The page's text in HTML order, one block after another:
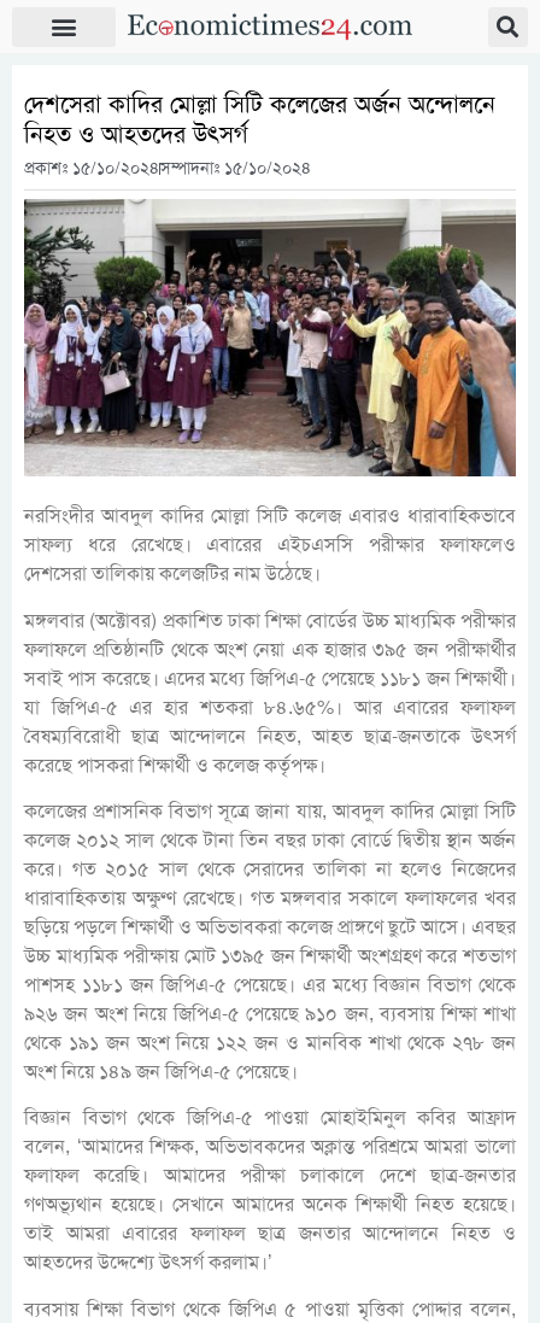
দেশসেরা কাদির মোল্লা সিটি কলেজের অর্জন অন্দোলনে
নিহত ও আহতদের উৎসর্গ
প্রকাশঃ ১৫/১০/২০২৪সম্পাদনাঃ ১৫/১০/২০২৪
নরসিংদীর আবদুল কাদির মোল্লা সিটি কলেজ এবারও ধারাবাহিকভাবে
সাফল্য ধরে রেখেছে। এবারের এইচএসসি পরীক্ষার ফলাফলেও
দেশসেরা তালিকায় কলেজটির নাম উঠেছে।
মঙ্গলবার (অক্টোবর) প্রকাশিত ঢাকা শিক্ষা বোর্ডের উচ্চ মাধ্যমিক পরীক্ষার
ফলাফলে প্রতিষ্ঠানটি থেকে অংশ নেয়া এক হাজার ৩৯৫ জন পরীক্ষার্থীর
সবাই পাস করেছে। এদের মধ্যে জিপিএ-৫ পেয়েছে ১১৮১ জন শিক্ষার্থী।
যা জিপিএ-৫ এর হার শতকরা ৮৪.৬৫%। আর এবারের ফলাফল
বৈষম্যবিরোধী ছাত্র আন্দোলনে নিহত, আহত ছাত্র-জনতাকে উৎসর্গ
করেছে পাসকরা শিক্ষার্থী ও কলেজ কর্তৃপক্ষ।
কলেজের প্রশাসনিক বিভাগ সূত্রে জানা যায়, আবদুল কাদির মোল্লা সিটি
কলেজ ২০১২ সাল থেকে টানা তিন বছর ঢাকা বোর্ডে দ্বিতীয় স্থান অর্জন
করে। গত ২০১৫ সাল থেকে সেরাদের তালিকা না হলেও নিজেদের
ধারাবাহিকতায় অক্ষুণ্ণ রেখেছে। গত মঙ্গলবার সকালে ফলাফলের খবর
ছড়িয়ে পড়লে শিক্ষার্থী ও অভিভাবকরা কলেজ প্রাঙ্গণে ছুটে আসে। এবছর
উচ্চ মাধ্যমিক পরীক্ষায় মোট ১৩৯৫ জন শিক্ষার্থী অংশগ্রহণ করে শতভাগ
পাশসহ ১১৮১ জন জিপিএ-৫ পেয়েছে। এর মধ্যে বিজ্ঞান বিভাগ থেকে
৯২৬ জন অংশ নিয়ে জিপিএ-৫ পেয়েছে ৯১০ জন, ব্যবসায় শিক্ষা শাখা
থেকে ১৯১ জন অংশ নিয়ে ১২২ জন ও মানবিক শাখা থেকে ২৭৮ জন
অংশ নিয়ে ১৪৯ জন জিপিএ-৫ পেয়েছে।
বিজ্ঞান বিভাগ থেকে জিপিএ-৫ পাওয়া মোহাইমিনুল কবির আফ্রাদ
বলেন, ‘আমাদের শিক্ষক, অভিভাবকদের অক্লান্ত পরিশ্রমে আমরা ভালো
ফলাফল করেছি। আমাদের পরীক্ষা চলাকালে দেশে ছাত্র-জনতার
গণঅভ্যূথান হয়েছে। সেখানে আমাদের অনেক শিক্ষার্থী নিহত হয়েছে।
তাই আমরা এবারের ফলাফল ছাত্র জনতার আন্দোলনে নিহত ও
আহতদের উদ্দেশ্যে উৎসর্গ করলাম।’
ব্যবসায় শিক্ষা বিভাগ থেকে জিপিএ ৫ পাওয়া মৃত্তিকা পোদ্দার বলেন,